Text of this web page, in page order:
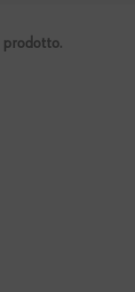
prodotto.